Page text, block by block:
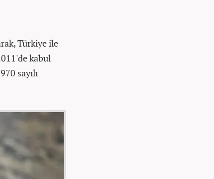
Türkiye ile
kabul
sayılı